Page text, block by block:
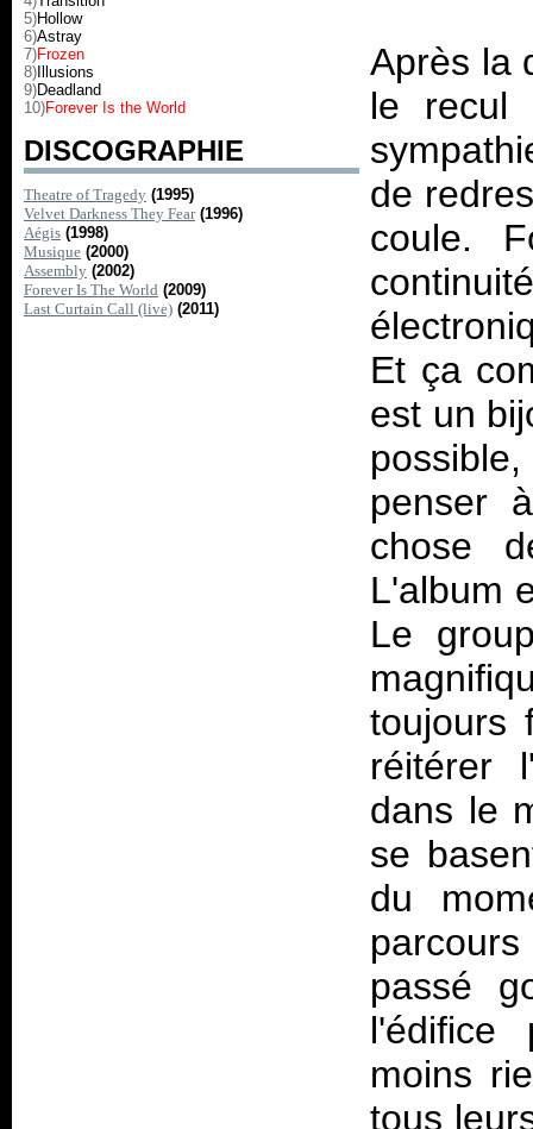
5)Hollow
6)Astray
7)Frozen
8) Illusions
9)Deadland
10)Forever Is the World
DISCOGRAPHIE
Theatre of Tragedy (1995)
Velvet Darkness They Fear (1996)
Aégis (1998)
Musique (2000)
Assembly (2002)
Forever Is The World (2009)
Last Curtain Call (live) (2011)
Après la
le recul
de
coule.
Et ça
est un
penser
chose
L'album
Le
toujours
réitérer
dans le
se
du
passé
l'édifice
moins
tous